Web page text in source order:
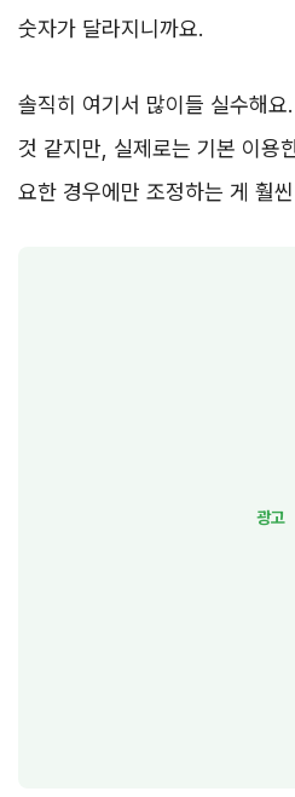
숫자가 달라지니까요.
솔직히 여기서 많이들 실수해
것 같지만, 실제로는 기본 이용
요한 경우에만 조정하는 게 훨